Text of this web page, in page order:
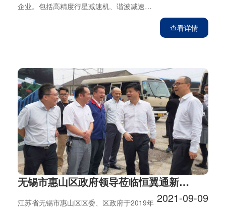
企业。包括高精度行星减速机、谐波减速
提供了扎实的技术支撑。
查看详情
无锡市惠山区政府领导莅临恒翼通新厂区参观指导
2021-09-09
江苏省无锡市惠山区区委、区政府于2019年